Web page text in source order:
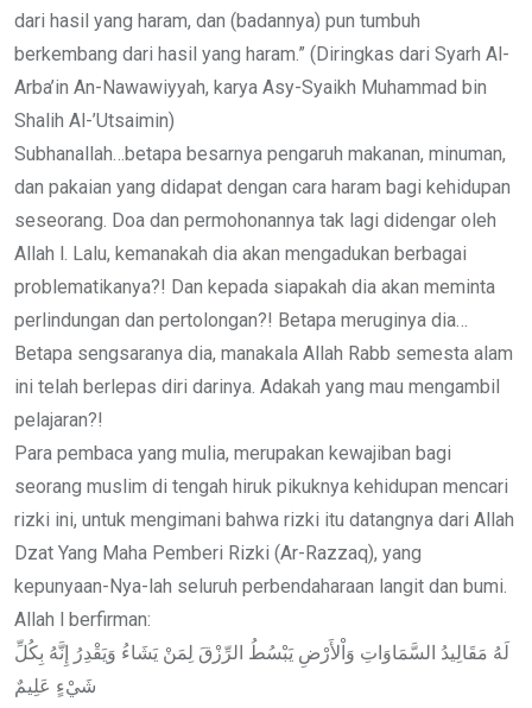
dari hasil yang haram, dan (badannya) pun tumbuh
berkembang dari hasil yang haram.” (Diringkas dari Syarh Al-
Arba’in An-Nawawiyyah, karya Asy-Syaikh Muhammad bin
Shalih Al-’Utsaimin)
Subhanallah…betapa besarnya pengaruh makanan, minuman,
dan pakaian yang didapat dengan cara haram bagi kehidupan
seseorang. Doa dan permohonannya tak lagi didengar oleh
Allah l. Lalu, kemanakah dia akan mengadukan berbagai
problematikanya?! Dan kepada siapakah dia akan meminta
perlindungan dan pertolongan?! Betapa meruginya dia…
Betapa sengsaranya dia, manakala Allah Rabb semesta alam
ini telah berlepas diri darinya. Adakah yang mau mengambil
pelajaran?!
Para pembaca yang mulia, merupakan kewajiban bagi
seorang muslim di tengah hiruk pikuknya kehidupan mencari
rizki ini, untuk mengimani bahwa rizki itu datangnya dari Allah
Dzat Yang Maha Pemberi Rizki (Ar-Razzaq), yang
kepunyaan-Nya-lah seluruh perbendaharaan langit dan bumi.
Allah l berfirman:
لَهُ مَقَالِيدُ السَّمَاوَاتِ وَاْلأَرْضِ يَبْسُطُ الرِّزْقَ لِمَنْ يَشَاءُ وَيَقْدِرُ إِنَّهُ بِكُلِّ
شَيْءٍ عَلِيمٌ